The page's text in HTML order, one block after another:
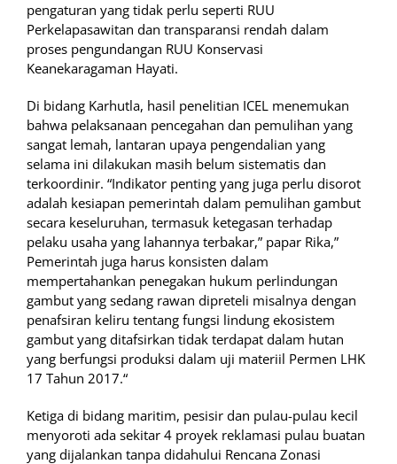
pengaturan yang tidak perlu seperti RUU
Perkelapasawitan dan transparansi rendah dalam
proses pengundangan RUU Konservasi
Keanekaragaman Hayati.
Di bidang Karhutla, hasil penelitian ICEL menemukan
bahwa pelaksanaan pencegahan dan pemulihan yang
sangat lemah, lantaran upaya pengendalian yang
selama ini dilakukan masih belum sistematis dan
terkoordinir. “Indikator penting yang juga perlu disorot
adalah kesiapan pemerintah dalam pemulihan gambut
secara keseluruhan, termasuk ketegasan terhadap
pelaku usaha yang lahannya terbakar,” papar Rika,”
Pemerintah juga harus konsisten dalam
mempertahankan penegakan hukum perlindungan
gambut yang sedang rawan dipreteli misalnya dengan
penafsiran keliru tentang fungsi lindung ekosistem
gambut yang ditafsirkan tidak terdapat dalam hutan
yang berfungsi produksi dalam uji materiil Permen LHK
17 Tahun 2017.“
Ketiga di bidang maritim, pesisir dan pulau-pulau kecil
menyoroti ada sekitar 4 proyek reklamasi pulau buatan
yang dijalankan tanpa didahului Rencana Zonasi